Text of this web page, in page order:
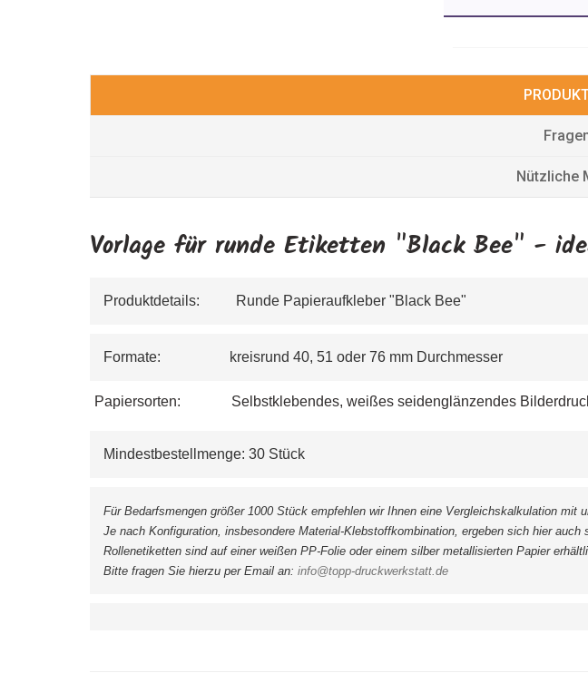
Nützliche
Vorlage für runde Etiketten "Black Bee" -
Produktdetails:          Runde Papieraufkleber "Black Bee"
Formate:                   kreisrund 40, 51 oder 76 mm Durchmesser
Papiersorten: Selbstklebendes, weißes seidenglänzendes Bild
Mindestbestellmenge: 30 Stück
Für Bedarfsmengen größer 1000 Stück empfehlen wir Ihnen eine Vergleichskalkulation mit
Je nach Konfiguration, insbesondere Material-Klebstoffkombination, ergeben sich hier
Rollenetiketten sind auf einer weißen PP-Folie oder einem silber metallisierten Papier
Bitte fragen Sie hierzu per Email an: info@topp-druckwerkstatt.de